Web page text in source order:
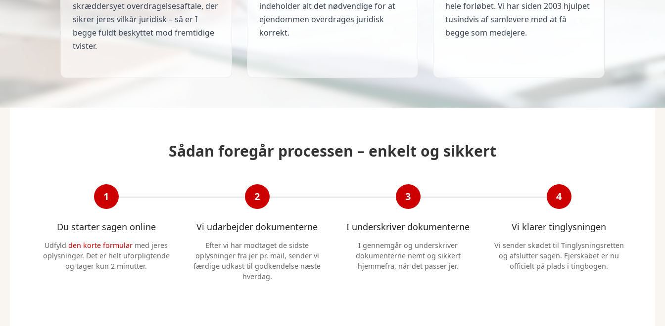
skræddersyet overdragelsesaftale, der
sikrer jeres vilkår juridisk – så er I
begge fuldt beskyttet mod fremtidige
tvister.
indeholder alt det nødvendige for at
ejendommen overdrages juridisk
korrekt.
hele forløbet. Vi har siden 2003 hjulpet
tusindvis af samlevere med at få
begge som medejere.
Sådan foregår processen – enkelt og sikkert
1
Du starter sagen online
Udfyld den korte formular med jeres
oplysninger. Det er helt uforpligtende
og tager kun 2 minutter.
2
Vi udarbejder dokumenterne
Efter vi har modtaget de sidste
oplysninger fra jer pr. mail, sender vi
færdige udkast til godkendelse næste
hverdag.
3
I underskriver dokumenterne
I gennemgår og underskriver
dokumenterne nemt og sikkert
hjemmefra, når det passer jer.
4
Vi klarer tinglysningen
Vi sender skødet til Tinglysningsretten
og afslutter sagen. Ejerskabet er nu
officielt på plads i tingbogen.